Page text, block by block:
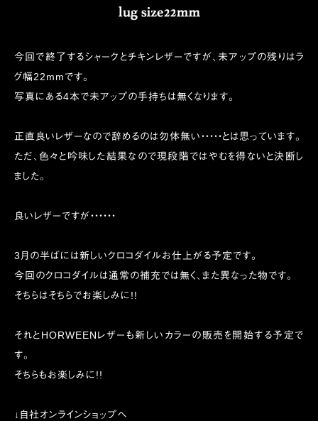
今回で終了するシャークとチキンレザーですが、未アップの残りはラ
グ幅22mmです。
写真にある4本で未アップの手持ちは無くなります。
正直良いレザーなので辞めるのは勿体無い・・・・・とは思っています。
ただ、色々と吟味した結果なので現段階ではやむを得ないと決断し
ました。
良いレザーですが・・・・・・
3月の半ばには新しいクロコダイルお仕上がる予定です。
今回のクロコダイルは通常の補充では無く、また異なった物です。
そちらはそちらでお楽しみに!!
それとHORWEENレザーも新しいカラーの販売を開始する予定で
す。
そちらもお楽しみに!!
↓自社オンラインショップへ